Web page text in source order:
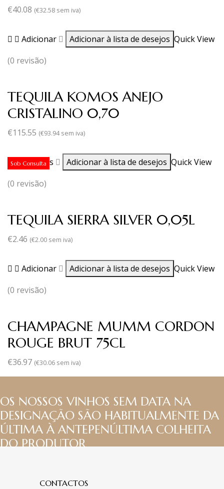
€40.08 (€32.58 sem iva)
Adicionar Adicionar à lista de desejos Quick View
(0 revisão)
TEQUILA KOMOS ANEJO
CRISTALINO 0,70
€115.55 (€93.94sem iva)
Sob Consulta
Ler mais Adicionar à lista de desejos Quick View
(0 revisão)
TEQUILA SIERRA SILVER 0,05L
€2.46 (€2.00 sem iva)
Adicionar Adicionar à lista de desejos Quick View
(0 revisão)
CHAMPAGNE MUMM CORDON
ROUGE BRUT 75CL
€36.97 (€30.06 sem iva)
OS NOSSOS VINHOS SEM DATA NA
DESIGNAÇÃO SÃO HABITUALMENTE DA
ÚLTIMA À ANTEPENÚLTIMA COLHEITA
DO PRODUTOR
CONTACTOS